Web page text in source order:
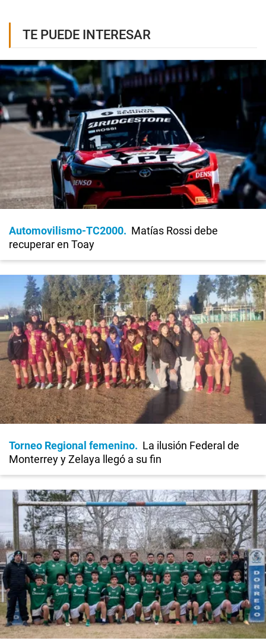
TE PUEDE INTERESAR
Automovilismo-TC2000
Matías Rossi debe
recuperar en Toay
Torneo Regional femenino
La ilusión Federal de
Monterrey y Zelaya llegó a su fin